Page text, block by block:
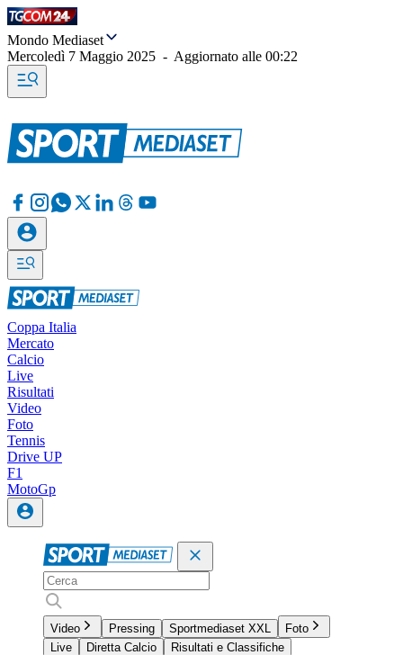
Mondo Mediaset
Mercoledì 7 Maggio 2025 - Aggiornato alle 00:22
Coppa Italia
Mercato
Calcio
Live
Risultati
Video
Foto
Tennis
Drive UP
F1
MotoGp
Video Pressing Sportmediaset XXL
Foto
Live
Diretta Calcio
Risultati e Classifiche